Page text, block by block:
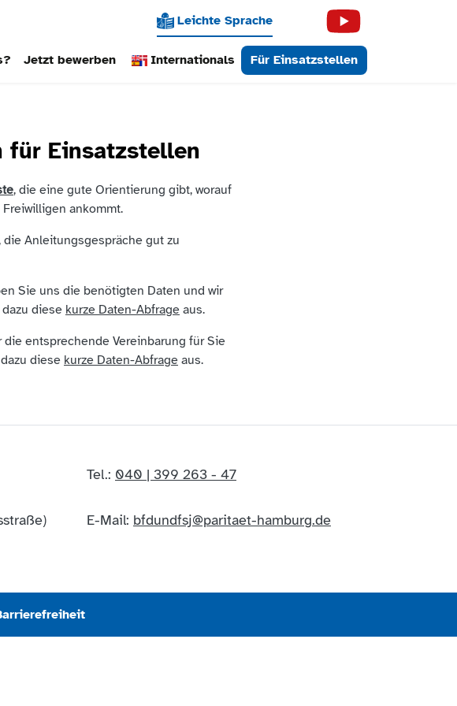
Leichte Sprache
Jetzt bewerben Internationals Für Einsatzstellen
für Einsatzstellen
, die eine gute Orientierung gibt, worauf
ankommt.
die Anleitungsgespräche gut zu
Sie uns die benötigten Daten und wir
diese kurze Daten-Abfrage aus.
die entsprechende Vereinbarung für Sie
diese kurze Daten-Abfrage aus.
Tel.: 040 | 399 263 - 47
E-Mail: bfdundfsj@paritaet-hamburg.de